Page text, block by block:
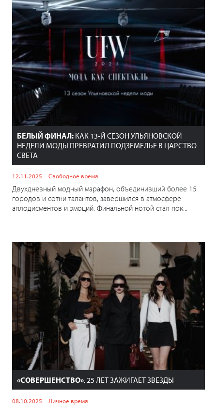
БЕЛЫЙ ФИНАЛ: КАК 13-Й СЕЗОН УЛЬЯНОВСКОЙ
НЕДЕЛИ МОДЫ ПРЕВРАТИЛ ПОДЗЕМЕЛЬЕ В ЦАРСТВО
СВЕТА
12.11.2025 Свободное время
Двухдневный модный марафон, объединивший более 15
городов и сотни талантов, завершился в атмосфере
аплодисментов и эмоций. Финальной нотой стал пок...
«СОВЕРШЕНСТВО». 25 ЛЕТ ЗАЖИГАЕТ ЗВЕЗДЫ
08.10.2025 Личное время